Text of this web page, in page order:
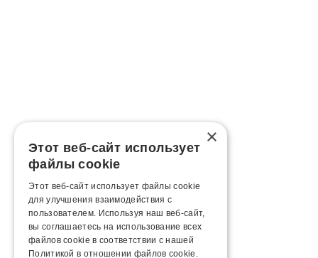
×
Этот веб-сайт использует
файлы cookie
Этот веб-сайт использует файлы cookie
для улучшения взаимодействия с
пользователем. Используя наш веб-сайт,
вы соглашаетесь на использование всех
файлов cookie в соответствии с нашей
Политикой в ​​отношении файлов cookie.